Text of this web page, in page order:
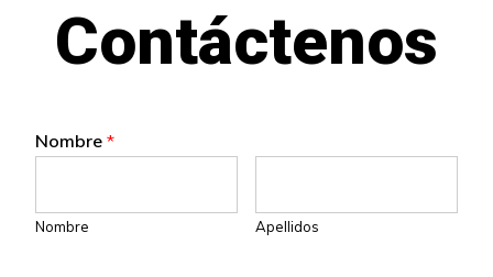
Contáctenos
Nombre*
Nombre Apellidos